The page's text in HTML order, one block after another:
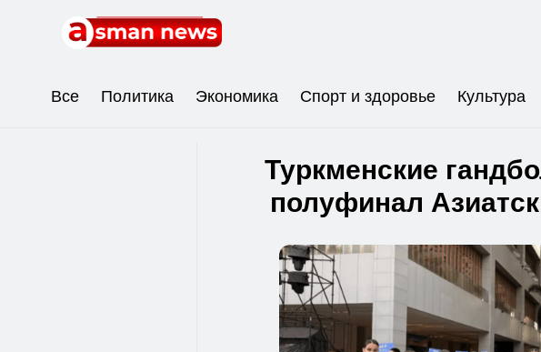
Все Политика Экономика Спорт и здоровье Культура
Туркменские
полуфинал